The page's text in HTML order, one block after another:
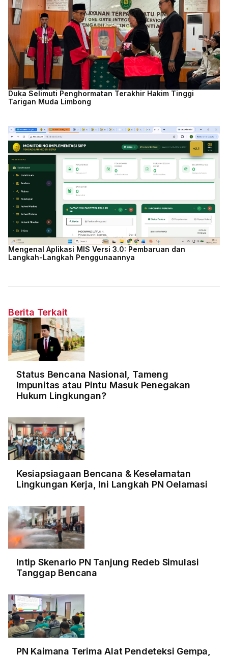
Duka Selimuti Penghormatan Terakhir Hakim Tinggi
Tarigan Muda Limbong
Mengenal Aplikasi MIS Versi 3.0: Pembaruan dan
Langkah-Langkah Penggunaannya
Berita Terkait
Status Bencana Nasional, Tameng
Impunitas atau Pintu Masuk Penegakan
Hukum Lingkungan?
Kesiapsiagaan Bencana & Keselamatan
Lingkungan Kerja, Ini Langkah PN Oelamasi
Intip Skenario PN Tanjung Redeb Simulasi
Tanggap Bencana
PN Kaimana Terima Alat Pendeteksi Gempa,